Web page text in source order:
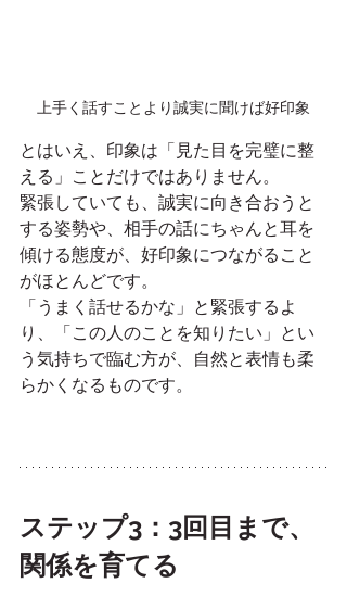
上手く話すことより誠実に聞けば好印象
とはいえ、印象は「見た目を完璧に整
える」ことだけではありません。
緊張していても、誠実に向き合おうと
する姿勢や、相手の話にちゃんと耳を
傾ける態度が、好印象につながること
がほとんどです。
「うまく話せるかな」と緊張するよ
り、「この人のことを知りたい」とい
う気持ちで臨む方が、自然と表情も柔
らかくなるものです。
ステップ3：3回目まで、
関係を育てる